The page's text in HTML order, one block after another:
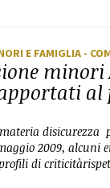
E FAMIGLIA -
al
disicurezza
2009, alcuni
di